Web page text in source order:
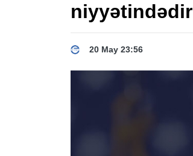
niyyətindədir
20 May 23:56